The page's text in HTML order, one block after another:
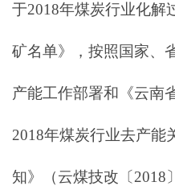
于2018年煤炭行业化解
矿名单》，按照国家、
产能工作部署和《云南
2018年煤炭行业去产能
知》（云煤技改〔2018